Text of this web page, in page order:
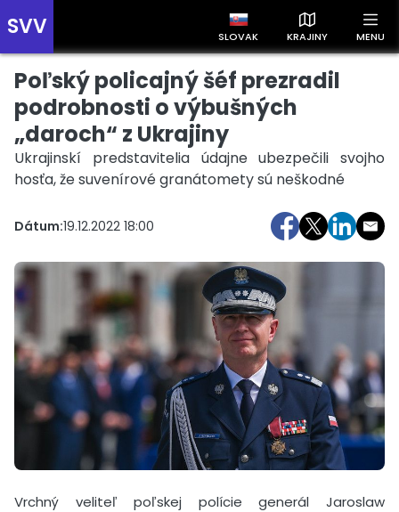
SVV SLOVAK KRAJINY MENU
Prehľad správ podľa krajín
Zobrazte si správy rozdelené podľa krajín a získajte rýchly
prehľad o dianí vo svete.
Poľský policajný šéf prezradil
podrobnosti o výbušných
„daroch“ z Ukrajiny
Ukrajinskí predstavitelia údajne ubezpečili svojho
hosťa, že suvenírové granátomety sú neškodné
Dátum:19.12.2022 18:00
Vrchný veliteľ poľskej polície generál Jaroslaw